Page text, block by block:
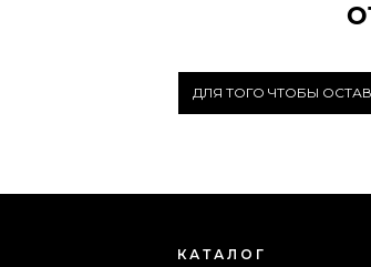
ДЛЯ ТОГО ЧТОБЫ
КАТАЛОГ